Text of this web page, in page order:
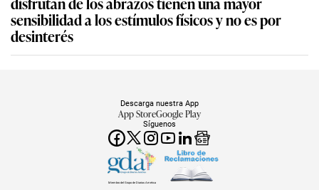
sensibilidad a los estímulos físicos y no es por
desinterés
Síguenos
Descarga nuestra App
App StoreGoogle Play
Miembro del Grupo de Diarios América